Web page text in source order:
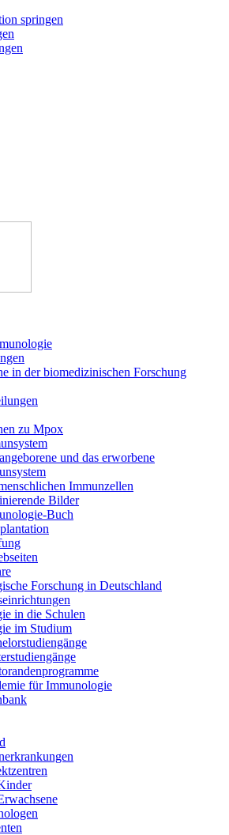
springen
in der biomedizinischen Forschung
zu Mpox
und das erworbene
Immunzellen
Bilder
Buch
Forschung in Deutschland
in die Schulen
im Studium
für Immunologie